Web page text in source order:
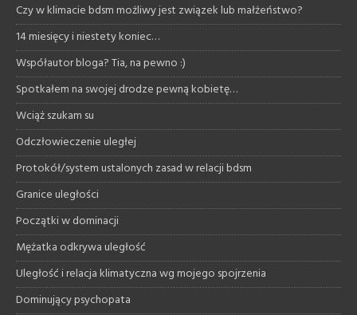
Czy w klimacie bdsm możliwy jest związek lub małżeństwo?
14 miesięcy i niestety koniec…
Współautor bloga? Tia, na pewno :)
Spotkałem na swojej drodze pewną kobietę…
Wciąż szukam su
Odczłowieczenie uległej
Protokół/system ustalonych zasad w relacji bdsm
Granice uległości
Początki w dominacji
Mężatka odkrywa uległość
Uległość i relacja klimatyczna wg mojego spojrzenia
Dominujący psychopata